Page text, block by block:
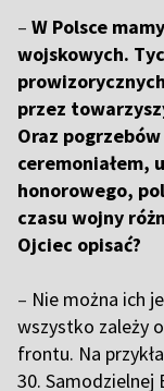
– W Polsce
wojskowych.
przez
Oraz
ceremoniałem,
honorowego,
czasu wojny
Ojciec opisać?
– Nie można ich
wszystko zależy
frontu. Na
30. Samodzielnej